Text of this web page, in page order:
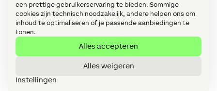
een prettige gebruikerservaring te bieden. Sommige
cookies zijn technisch noodzakelijk, andere helpen ons om
inhoud te optimaliseren of je passende aanbiedingen te
tonen.
Alles accepteren
Alles weigeren
Instellingen
Apparaten (35)
Bediening (13)
Bekabeling (Tree/Link/Air) (14)
Bewaking (14)